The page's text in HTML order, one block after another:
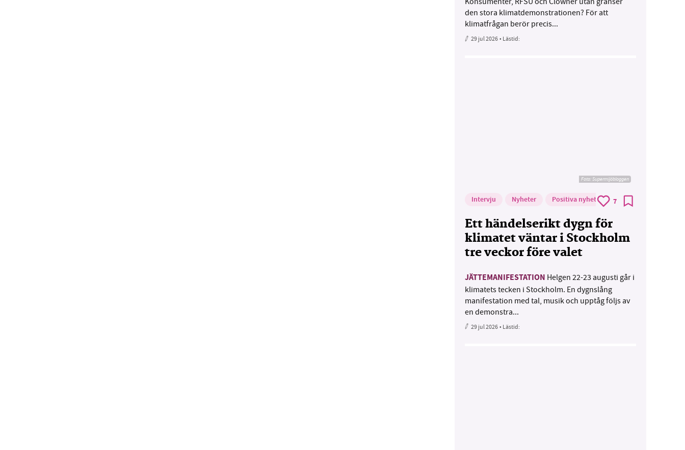
den stora klimatdemonstrationen? För att
klimatfrågan berör precis...
29 jul 2026• Lästid:
Foto: Supermijöbloggen
Intervju Nyheter Positiva nyheter 7
Ett händelserikt dygn för
klimatet väntar i Stockholm
tre veckor före valet
JÄTTEMANIFESTATION Helgen 22-23 augusti går i
klimatets tecken i Stockholm. En dygnslång
manifestation med tal, musik och upptåg följs av
en demonstra...
29 jul 2026• Lästid: